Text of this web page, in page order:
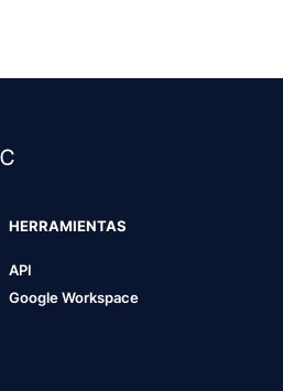
HERRAMIENTAS
API
Google Workspace